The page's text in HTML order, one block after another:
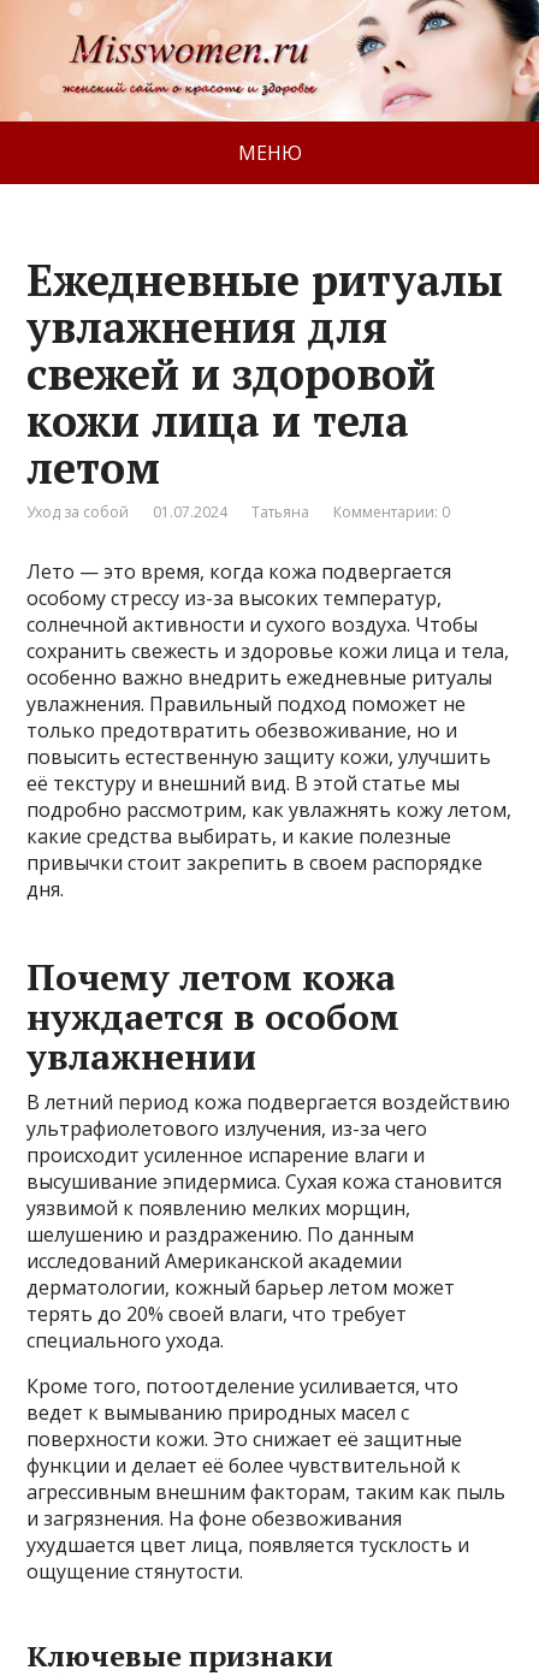
МЕНЮ
Ежедневные ритуалы
увлажнения для
свежей и здоровой
кожи лица и тела
летом
Уход за собой 01.07.2024 Татьяна Комментарии: 0
Лето — это время, когда кожа подвергается
особому стрессу из-за высоких температур,
солнечной активности и сухого воздуха. Чтобы
сохранить свежесть и здоровье кожи лица и тела,
особенно важно внедрить ежедневные ритуалы
увлажнения. Правильный подход поможет не
только предотвратить обезвоживание, но и
повысить естественную защиту кожи, улучшить
её текстуру и внешний вид. В этой статье мы
подробно рассмотрим, как увлажнять кожу летом,
какие средства выбирать, и какие полезные
привычки стоит закрепить в своем распорядке
дня.
Почему летом кожа
нуждается в особом
увлажнении
В летний период кожа подвергается воздействию
ультрафиолетового излучения, из-за чего
происходит усиленное испарение влаги и
высушивание эпидермиса. Сухая кожа становится
уязвимой к появлению мелких морщин,
шелушению и раздражению. По данным
исследований Американской академии
дерматологии, кожный барьер летом может
терять до 20% своей влаги, что требует
специального ухода.
Кроме того, потоотделение усиливается, что
ведет к вымыванию природных масел с
поверхности кожи. Это снижает её защитные
функции и делает её более чувствительной к
агрессивным внешним факторам, таким как пыль
и загрязнения. На фоне обезвоживания
ухудшается цвет лица, появляется тусклость и
ощущение стянутости.
Ключевые признаки